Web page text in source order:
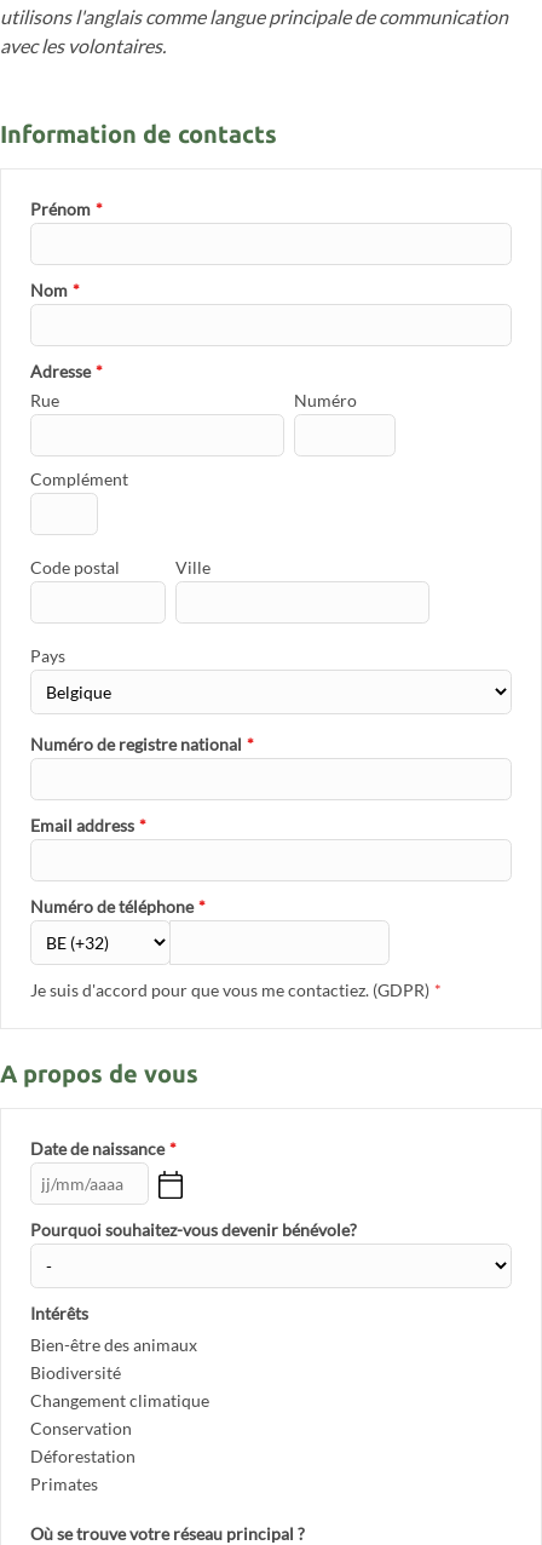
utilisons l'anglais comme langue principale de communication
avec les volontaires.
Information de contacts
Prénom *
Nom *
Adresse *
Rue
Numéro
Complément
Code postal Ville
Pays
Numéro de registre national *
Email address *
Numéro de téléphone *
Je suis d'accord pour que vous me contactiez. (GDPR) *
A propos de vous
Date de naissance *
Pourquoi souhaitez-vous devenir bénévole?
Intérêts
Bien-être des animaux
Biodiversité
Changement climatique
Conservation
Déforestation
Primates
Où se trouve votre réseau principal ?